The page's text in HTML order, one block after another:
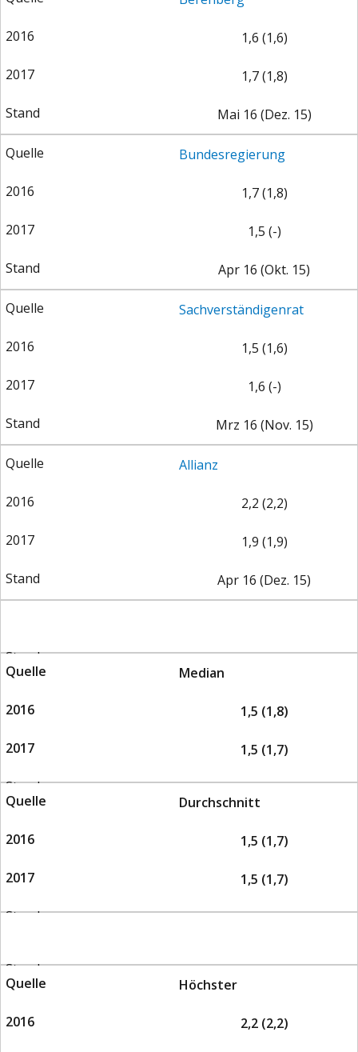
STATUS QUO DER
DEUTSCHEN VWL
WIRTSCHAFTSWEISEN
OUTPUT GAP
1,6 (1,6)
1,7 (1,8)
Mai 16 (Dez. 15)
Bundesregierung
1,7 (1,8)
1,5 (-)
Apr 16 (Okt. 15)
Sachverständigenrat
1,5 (1,6)
1,6 (-)
Mrz 16 (Nov. 15)
Allianz
2,2 (2,2)
1,9 (1,9)
Apr 16 (Dez. 15)
Median
1,5 (1,8)
1,5 (1,7)
Durchschnitt
1,5 (1,7)
1,5 (1,7)
Höchster
2,2 (2,2)